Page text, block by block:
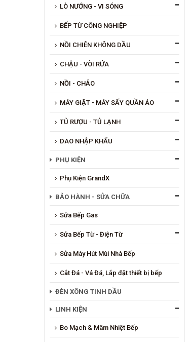
LÒ NƯỚNG - VI SÓNG
BẾP TỪ CÔNG NGHIỆP
NỒI CHIÊN KHÔNG DẦU
CHẬU - VÒI RỬA
NỒI - CHẢO
MÁY GIẶT - MÁY SẤY QUẦN ÁO
TỦ RƯỢU - TỦ LẠNH
DAO NHẬP KHẨU
PHỤ KIỆN
Phụ Kiện GrandX
BẢO HÀNH - SỬA CHỮA
Sửa Bếp Gas
Sửa Bếp Từ - Điện Từ
Sửa Máy Hút Mùi Nhà Bếp
Cắt Đá - Vá Đá, Lắp đặt thiết bị bếp
ĐÈN XÔNG TINH DẦU
LINH KIỆN
Bo Mạch & Mâm Nhiệt Bếp